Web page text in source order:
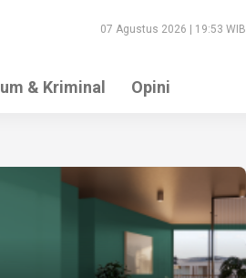
07 Agustus 2026 | 19:53 WIB
& Kriminal Opini